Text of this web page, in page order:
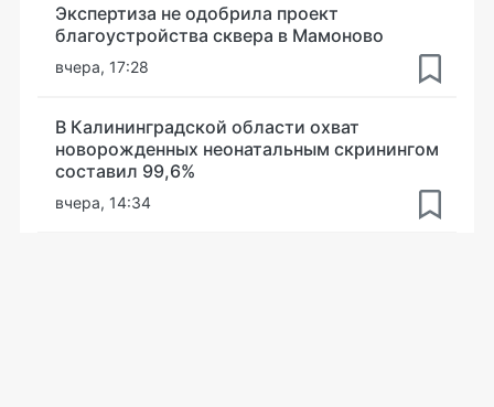
Экспертиза не одобрила проект
благоустройства сквера в Мамоново
вчера, 17:28
В Калининградской области охват
новорожденных неонатальным скринингом
составил 99,6%
вчера, 14:34